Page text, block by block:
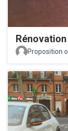
Proposition